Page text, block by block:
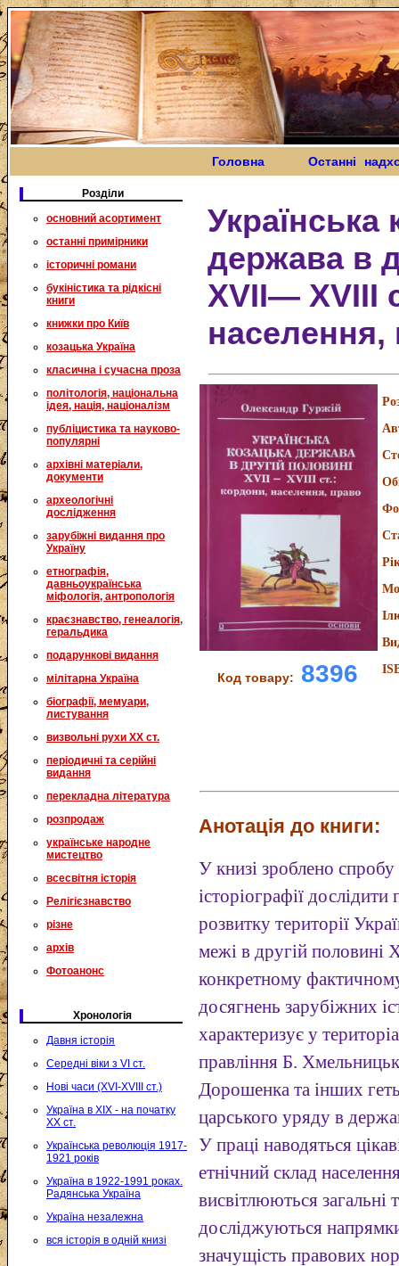
Головна Останні
Розділи
основний асортимент
останні примірники
історичні романи
букіністика та рідкісні
книги
книжки про Київ
козацька Україна
класична і сучасна проза
політологія, національна
ідея, нація, націоналізм
публіцистика та науково-
популярні
архівні матеріали,
документи
археологічні
дослідження
зарубіжні видання про
Україну
етнографія,
давньоукраїнська
міфологія, антропологія
краєзнавство, генеалогія,
геральдика
подарункові видання
мілітарна Україна
біографії, мемуари,
листування
визвольні рухи XX ст.
періодичні та серійні
видання
перекладна література
розпродаж
українське народне
мистецтво
всесвітня історія
Релігієзнавство
різне
архів
Фотоанонс
Хронологія
Давня історія
Середні віки з VI ст.
Нові часи (XVI-XVIII ст.)
Україна в XIX - на початку
XX ст.
Українська революція 1917-
1921 років
Україна в 1922-1991 роках.
Радянська Україна
Україна незалежна
вся історія в одній книзі
Українська
держава в
XVII— XVIII
населення,
Код товару: 8396
Анотація до книги:
У книзі зроблено
історіографії
розвитку території
межі в другій
конкретному
досягнень зарубіжних
характеризує у
правління Б.
Дорошенка та інших
царського уряду в
У праці наводяться
етнічний склад
висвітлюються загальні
досліджуються
значущість правових